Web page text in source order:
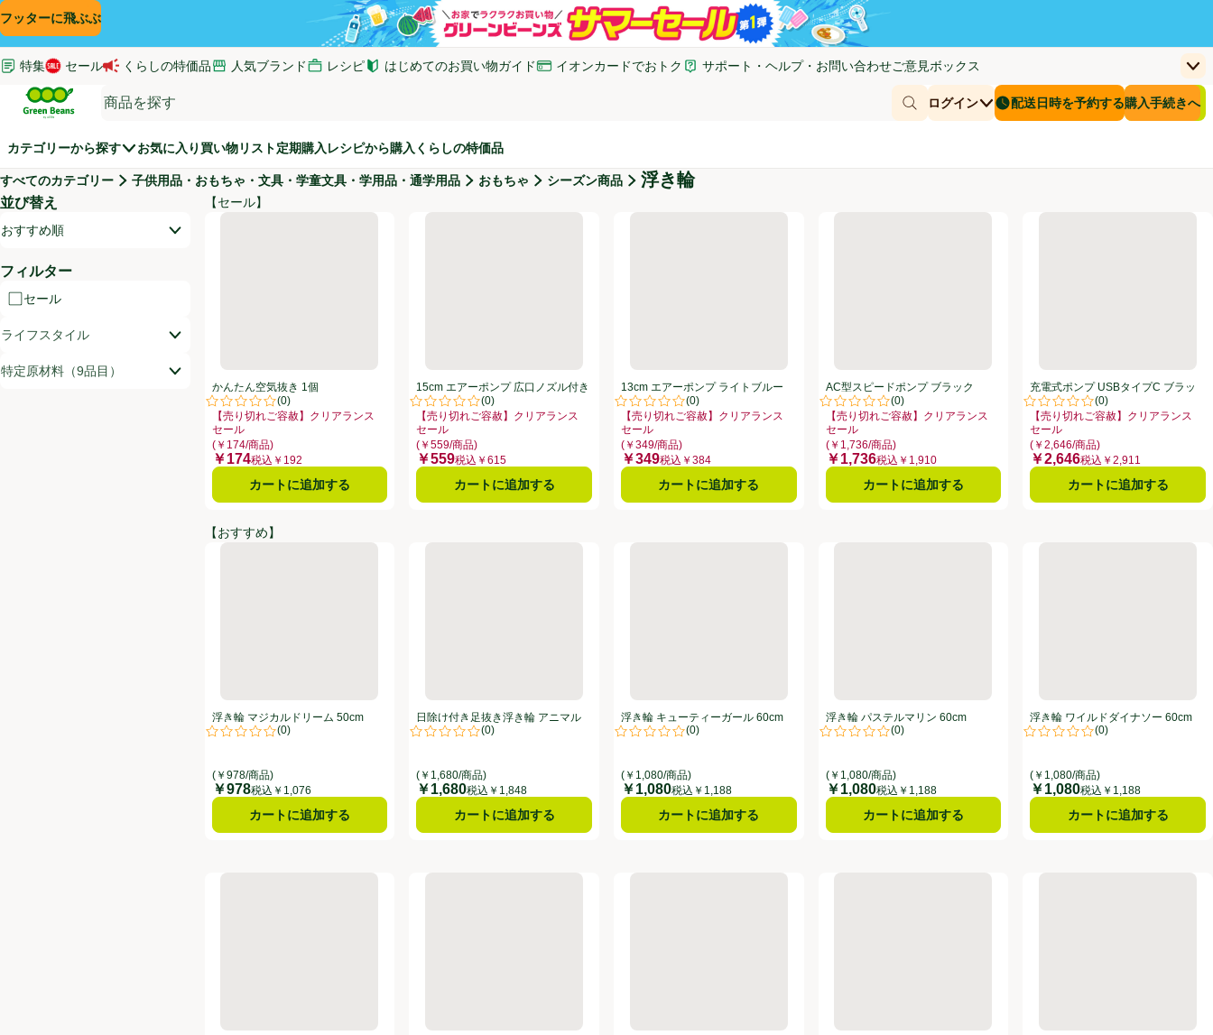
コンテンツに飛ぶ
検索に飛ぶ
フッターに飛ぶ
特集 セール くらしの特価品 人気ブランド レシピ はじめてのお買い物ガイド
(新しいウィンドウで開く)
イオンカードでおトク
(新しいウィンドウで開く)
サポート・ヘルプ・お問い合わせ
(新しいウィンドウで開く)
ご意見ボックス
(新しいウィンドウで開く)
上
Green Beans
商品を探す
ログイン
配送日時を予約する
配送日時を予約する購入手続きへ
お客さまのカ
￥0
カテゴリーから探す お気に入り 買い物リスト定期購入 レシピから購入 くらしの特価品
すべてのカテゴリー 子供用品・おもちゃ・文具・学童文具・学用品・通学用品 おもちゃ シーズン商品 浮き輪
並び替え
開いて並び替えオプションのリストを見る
おすすめ順
フィルター
セール
ライフスタイル
特定原材料（9品目）
商品リスト
【セール】
かんたん空気抜き 1個
(0)
評価は0件のレビューで5点中0.0点。
かんたん空気抜き 1個
【売り切れご容赦】クリアランス
セール
お買い得品名：【売り切れご容赦】クリアランスセール、、クリックしてこのオファーのある全商品リストを表示
(￥174/商品)
価格
￥174税込￥192
カートに追加する
15cm エアーポンプ 広口ノズル付き
(0)
評価は0件のレビューで5点中0.0点。
15cm エアーポンプ 広口ノズル付き
【売り切れご容赦】クリアランス
セール
お買い得品名：【売り切れご容赦】クリアランスセール、、クリックしてこのオファーのある全商品リストを表示
(￥559/商品)
価格
￥559税込￥615
カートに追加する
13cm エアーポンプ ライトブルー
(0)
評価は0件のレビューで5点中0.0点。
13cm エアーポンプ ライトブルー
【売り切れご容赦】クリアランス
セール
お買い得品名：【売り切れご容赦】クリアランスセール、、クリックしてこのオファーのある全商品リストを表示
(￥349/商品)
価格
￥349税込￥384
カートに追加する
AC型スピードポンプ ブラック
(0)
評価は0件のレビューで5点中0.0点。
AC型スピードポンプ ブラック
【売り切れご容赦】クリアランス
セール
お買い得品名：【売り切れご容赦】クリアランスセール、、クリックしてこの
(￥1,736/商品)
価格
￥1,736税込￥1,910
カートに追加する
充電式ポンプ USBタイプC ブ
(0)
評価は0件のレビューで5点中0.0
充電式ポンプ USBタイプC ブラッ
ク
【売り切れご容赦】クリアランス
セール
お買い得品名：【売り切れご容赦】
(￥2,646/商品)
価格
￥2,646税込￥2,911
カートに追加する
【おすすめ】
浮き輪 マジカルドリーム 50cm
(0)
評価は0件のレビューで5点中0.0点。
浮き輪 マジカルドリーム 50cm
(￥978/商品)
価格
￥978税込￥1,076
カートに追加する
日除け付き足抜き浮き輪 アニマルクラブ 55cm
(0)
評価は0件のレビューで5点中0.0点。
日除け付き足抜き浮き輪 アニマル
クラブ 55cm
(￥1,680/商品)
価格
￥1,680税込￥1,848
カートに追加する
浮き輪 キューティーガール 60cm
(0)
評価は0件のレビューで5点中0.0点。
浮き輪 キューティーガール 60cm
(￥1,080/商品)
価格
￥1,080税込￥1,188
カートに追加する
浮き輪 パステルマリン 60cm
(0)
評価は0件のレビューで5点中0.0点。
浮き輪 パステルマリン 60cm
(￥1,080/商品)
価格
￥1,080税込￥1,188
カートに追加する
浮き輪 ワイルドダイナソー
(0)
評価は0件のレビューで5点中0.0
浮き輪 ワイルドダイナソー 60cm
(￥1,080/商品)
価格
￥1,080税込￥1,188
カートに追加する
浮き輪 ロマンティックリボン 50cm 浮き輪 ハワイアンレイ 90cm 浮き輪 ハーフスイカ 90cm 足抜き浮き輪 ジンベイザメ 55cm 浮き輪 マリンストーリー